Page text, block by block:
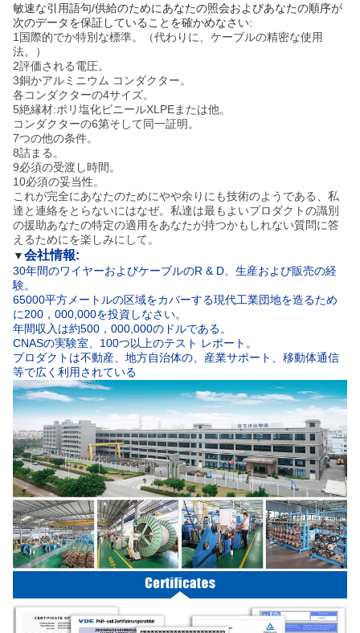
敏速な引用語句/供給のためにあなたの照会およびあなたの順序が
次のデータを保証していることを確かめなさい:
1国際的でか特別な標準。（代わりに、ケーブルの精密な使用
法。）
2評価される電圧。
3銅かアルミニウム コンダクター。
各コンダクターの4サイズ。
5絶縁材:ポリ塩化ビニールXLPEまたは他。
コンダクターの6第そして同一証明。
7つの他の条件。
8詰まる。
9必須の受渡し時間。
10必須の妥当性。
これが完全にあなたのためにやや余りにも技術のようである、私
達と連絡をとらないにはなぜ。私達は最もよいプロダクトの識別
の援助あなたの特定の適用をあなたが持つかもしれない質問に答
えるためにを楽しみにして。
▼会社情報:
30年間のワイヤーおよびケーブルのR & D、生産および販売の経
験。
65000平方メートルの区域をカバーする現代工業団地を造るため
に200，000,000を投資しなさい。
年間収入は約500，000,000のドルである。
CNASの実験室、100つ以上のテスト レポート。
プロダクトは不動産、地方自治体の、産業サポート、移動体通信
等で広く利用されている